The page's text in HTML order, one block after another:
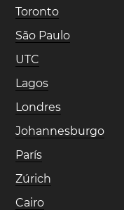
Toronto
São Paulo
UTC
Lagos
Londres
Johannesburgo
París
Zúrich
Cairo